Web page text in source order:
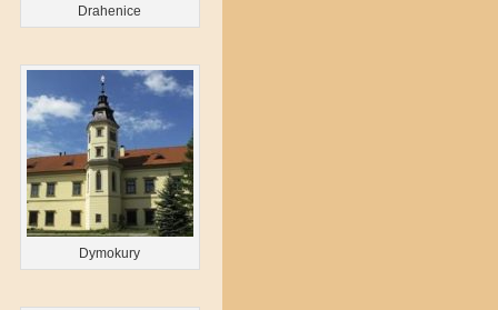
Drahenice
Dymokury